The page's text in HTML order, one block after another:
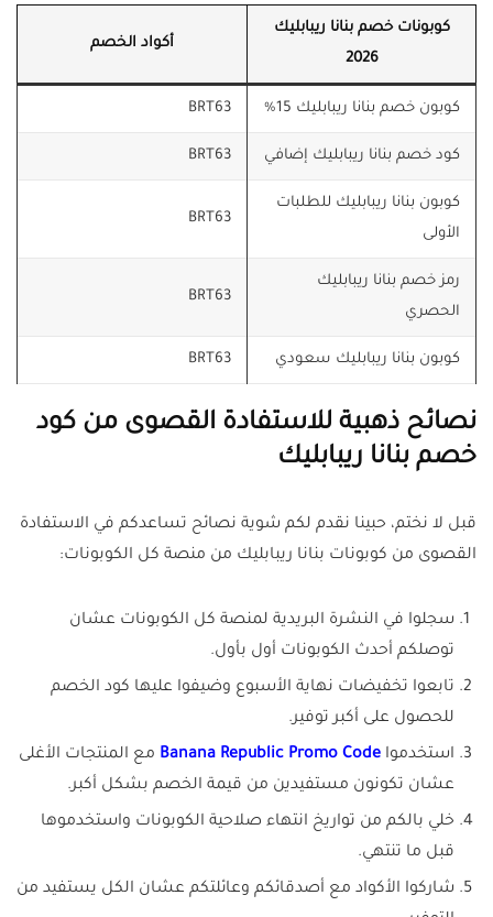
كوبونات خصم بنانا ريبابليك
2026
أكواد الخصم
كوبون خصم بنانا ريبابليك 15% BRT63
كود خصم بنانا ريبابليك إضافي BRT63
كوبون بنانا ريبابليك للطلبات
الأولى
BRT63
رمز خصم بنانا ريبابليك
الحصري
BRT63
كوبون بنانا ريبابليك سعودي BRT63
نصائح ذهبية للاستفادة القصوى من كود
خصم بنانا ريبابليك
قبل لا نختم، حبينا نقدم لكم شوية نصائح تساعدكم في الاستفادة
القصوى من كوبونات بنانا ريبابليك من منصة كل الكوبونات:
سجلوا في النشرة البريدية لمنصة كل الكوبونات عشان
توصلكم أحدث الكوبونات أول بأول.
تابعوا تخفيضات نهاية الأسبوع وضيفوا عليها كود الخصم
للحصول على أكبر توفير.
استخدموا Banana Republic Promo Code مع المنتجات الأغلى
عشان تكونون مستفيدين من قيمة الخصم بشكل أكبر.
خلي بالكم من تواريخ انتهاء صلاحية الكوبونات واستخدموها
قبل ما تنتهي.
شاركوا الأكواد مع أصدقائكم وعائلتكم عشان الكل يستفيد من